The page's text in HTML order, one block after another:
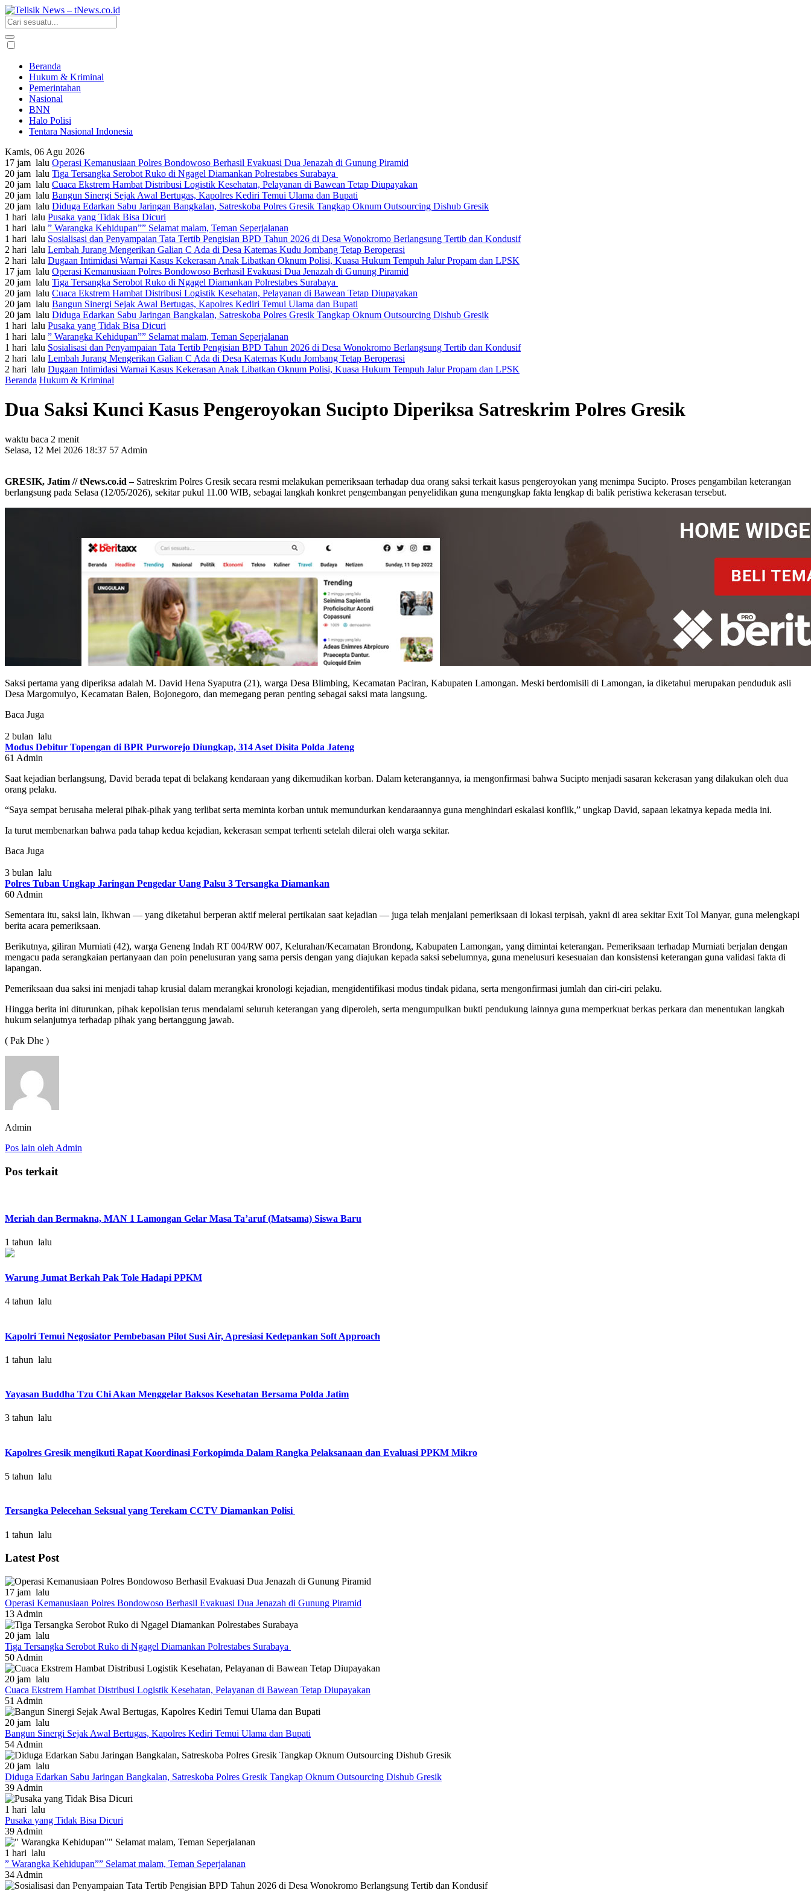
Beranda
Hukum & Kriminal
Pemerintahan
Nasional
BNN
Halo Polisi
Tentara Nasional Indonesia
Kamis, 06 Agu 2026
17 jam lalu Operasi Kemanusiaan Polres Bondowoso Berhasil Evakuasi Dua Jenazah di Gunung Piramid
20 jam lalu Tiga Tersangka Serobot Ruko di Ngagel Diamankan Polrestabes Surabaya
20 jam lalu Cuaca Ekstrem Hambat Distribusi Logistik Kesehatan, Pelayanan di Bawean Tetap Diupayakan
20 jam lalu Bangun Sinergi Sejak Awal Bertugas, Kapolres Kediri Temui Ulama dan Bupati
20 jam lalu Diduga Edarkan Sabu Jaringan Bangkalan, Satreskoba Polres Gresik Tangkap Oknum Outsourcing Dishub Gresik
1 hari lalu Pusaka yang Tidak Bisa Dicuri
1 hari lalu ” Warangka Kehidupan”” Selamat malam, Teman Seperjalanan
1 hari lalu Sosialisasi dan Penyampaian Tata Tertib Pengisian BPD Tahun 2026 di Desa Wonokromo Berlangsung Tertib dan Kondusif
2 hari lalu Lembah Jurang Mengerikan Galian C Ada di Desa Katemas Kudu Jombang Tetap Beroperasi
2 hari lalu Dugaan Intimidasi Warnai Kasus Kekerasan Anak Libatkan Oknum Polisi, Kuasa Hukum Tempuh Jalur Propam dan LPSK
17 jam lalu Operasi Kemanusiaan Polres Bondowoso Berhasil Evakuasi Dua Jenazah di Gunung Piramid
20 jam lalu Tiga Tersangka Serobot Ruko di Ngagel Diamankan Polrestabes Surabaya
20 jam lalu Cuaca Ekstrem Hambat Distribusi Logistik Kesehatan, Pelayanan di Bawean Tetap Diupayakan
20 jam lalu Bangun Sinergi Sejak Awal Bertugas, Kapolres Kediri Temui Ulama dan Bupati
20 jam lalu Diduga Edarkan Sabu Jaringan Bangkalan, Satreskoba Polres Gresik Tangkap Oknum Outsourcing Dishub Gresik
1 hari lalu Pusaka yang Tidak Bisa Dicuri
1 hari lalu ” Warangka Kehidupan”” Selamat malam, Teman Seperjalanan
1 hari lalu Sosialisasi dan Penyampaian Tata Tertib Pengisian BPD Tahun 2026 di Desa Wonokromo Berlangsung Tertib dan Kondusif
2 hari lalu Lembah Jurang Mengerikan Galian C Ada di Desa Katemas Kudu Jombang Tetap Beroperasi
2 hari lalu Dugaan Intimidasi Warnai Kasus Kekerasan Anak Libatkan Oknum Polisi, Kuasa Hukum Tempuh Jalur Propam dan LPSK
Beranda Hukum & Kriminal
Dua Saksi Kunci Kasus Pengeroyokan Sucipto Diperiksa Satreskrim Polres Gresik
waktu baca 2 menit
Selasa, 12 Mei 2026 18:37 57 Admin
GRESIK, Jatim // tNews.co.id –Satreskrim Polres Gresik secara resmi melakukan pemeriksaan terhadap dua orang saksi terkait kasus pengeroyokan yang menimpa Sucipto. Proses pengambilan keterangan
berlangsung pada Selasa (12/05/2026), sekitar pukul 11.00 WIB, sebagai langkah konkret pengembangan penyelidikan guna mengungkap fakta lengkap di balik peristiwa kekerasan tersebut.
Saksi pertama yang diperiksa adalah M. David Hena Syaputra (21), warga Desa Blimbing, Kecamatan Paciran, Kabupaten Lamongan. Meski berdomisili di Lamongan, ia diketahui merupakan penduduk asli
Desa Margomulyo, Kecamatan Balen, Bojonegoro, dan memegang peran penting sebagai saksi mata langsung.
Baca Juga
2 bulan lalu
Modus Debitur Topengan di BPR Purworejo Diungkap, 314 Aset Disita Polda Jateng
61 Admin
Saat kejadian berlangsung, David berada tepat di belakang kendaraan yang dikemudikan korban. Dalam keterangannya, ia mengonfirmasi bahwa Sucipto menjadi sasaran kekerasan yang dilakukan oleh dua
orang pelaku.
“Saya sempat berusaha melerai pihak-pihak yang terlibat serta meminta korban untuk memundurkan kendaraannya guna menghindari eskalasi konflik,” ungkap David, sapaan lekatnya kepada media ini.
Ia turut membenarkan bahwa pada tahap kedua kejadian, kekerasan sempat terhenti setelah dilerai oleh warga sekitar.
Baca Juga
3 bulan lalu
Polres Tuban Ungkap Jaringan Pengedar Uang Palsu 3 Tersangka Diamankan
60 Admin
Sementara itu, saksi lain, Ikhwan — yang diketahui berperan aktif melerai pertikaian saat kejadian — juga telah menjalani pemeriksaan di lokasi terpisah, yakni di area sekitar Exit Tol Manyar, guna melengkapi
berita acara pemeriksaan.
Berikutnya, giliran Murniati (42), warga Geneng Indah RT 004/RW 007, Kelurahan/Kecamatan Brondong, Kabupaten Lamongan, yang dimintai keterangan. Pemeriksaan terhadap Murniati berjalan dengan
mengacu pada serangkaian pertanyaan dan poin penelusuran yang sama persis dengan yang diajukan kepada saksi sebelumnya, guna menelusuri kesesuaian dan konsistensi keterangan guna validasi fakta di
lapangan.
Pemeriksaan dua saksi ini menjadi tahap krusial dalam merangkai kronologi kejadian, mengidentifikasi modus tindak pidana, serta mengonfirmasi jumlah dan ciri-ciri pelaku.
Hingga berita ini diturunkan, pihak kepolisian terus mendalami seluruh keterangan yang diperoleh, serta mengumpulkan bukti pendukung lainnya guna memperkuat berkas perkara dan menentukan langkah
hukum selanjutnya terhadap pihak yang bertanggung jawab.
( Pak Dhe )
Admin
Pos lain oleh Admin
Pos terkait
Meriah dan Bermakna, MAN 1 Lamongan Gelar Masa Ta’aruf (Matsama) Siswa Baru
1 tahun lalu
Warung Jumat Berkah Pak Tole Hadapi PPKM
4 tahun lalu
Kapolri Temui Negosiator Pembebasan Pilot Susi Air, Apresiasi Kedepankan Soft Approach
1 tahun lalu
Yayasan Buddha Tzu Chi Akan Menggelar Baksos Kesehatan Bersama Polda Jatim
3 tahun lalu
Kapolres Gresik mengikuti Rapat Koordinasi Forkopimda Dalam Rangka Pelaksanaan dan Evaluasi PPKM Mikro
5 tahun lalu
Tersangka Pelecehan Seksual yang Terekam CCTV Diamankan Polisi
1 tahun lalu
Latest Post
17 jam lalu
Operasi Kemanusiaan Polres Bondowoso Berhasil Evakuasi Dua Jenazah di Gunung Piramid
13 Admin
20 jam lalu
Tiga Tersangka Serobot Ruko di Ngagel Diamankan Polrestabes Surabaya
50 Admin
20 jam lalu
Cuaca Ekstrem Hambat Distribusi Logistik Kesehatan, Pelayanan di Bawean Tetap Diupayakan
51 Admin
20 jam lalu
Bangun Sinergi Sejak Awal Bertugas, Kapolres Kediri Temui Ulama dan Bupati
54 Admin
20 jam lalu
Diduga Edarkan Sabu Jaringan Bangkalan, Satreskoba Polres Gresik Tangkap Oknum Outsourcing Dishub Gresik
39 Admin
1 hari lalu
Pusaka yang Tidak Bisa Dicuri
39 Admin
1 hari lalu
” Warangka Kehidupan”” Selamat malam, Teman Seperjalanan
34 Admin